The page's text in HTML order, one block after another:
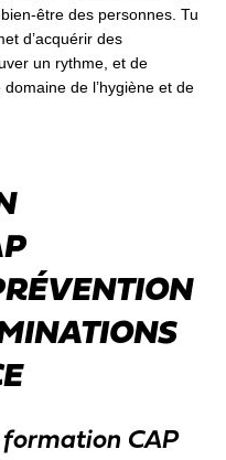
être des personnes. Tu
d’acquérir des
un rythme, et de
de l’hygiène et de
CAP